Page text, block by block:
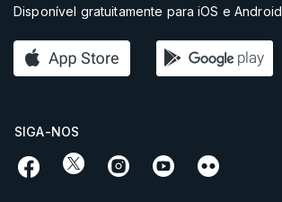
Disponível gratuitamente para iOS e Android
SIGA-NOS